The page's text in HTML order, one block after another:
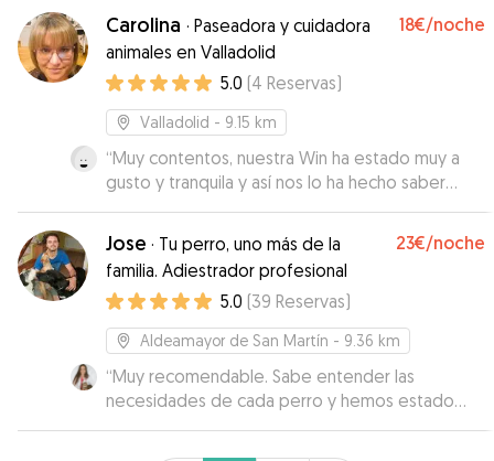
repetir. Se nota que disfruta mucho haciendo
este trabajo. Nos dio todo tipo de facilidades
para dejarle y recogerle, muy flexible.
Carolina · Paseadora y cuidadora
animales en Valladolid
18€/noche
5.0 (4 Reservas)
Valladolid - 9.15 km
“Muy contentos, nuestra Win ha estado muy a
gusto y tranquila y así nos lo ha hecho saber
Carolina en todo momento. Era la primera vez
que usábamos la aplicación y muy satisfechos.
Repetiremos seguro!”
Jose · Tu perro, uno más de la
familia. Adiestrador profesional
23€/noche
5.0 (39 Reservas)
Aldeamayor de San Martín - 9.36 km
“Muy recomendable. Sabe entender las
necesidades de cada perro y hemos estado
muy tranquilas el tiempo que nuestros perros